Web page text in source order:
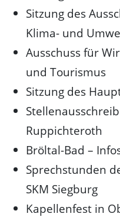
Sitzung des
Klima- und
Ausschuss für
und Tourismus
Sitzung des
Ruppichteroth
Bröltal-Bad –
Sprechstunden
SKM Siegburg
Kapellenfest in